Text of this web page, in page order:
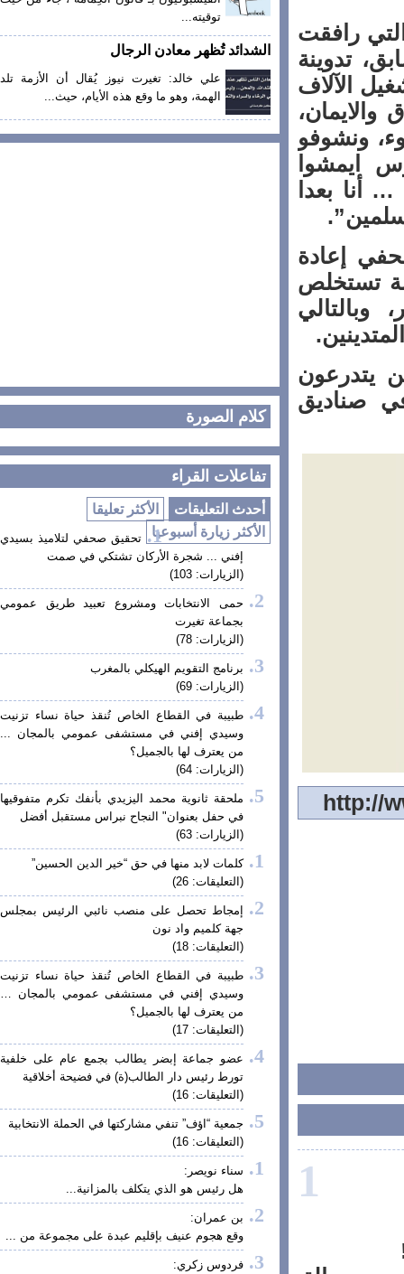
رافقت
تدوينة
الآلاف
ونشوفو
بعدا
إعادة
تستخلص
صناديق
1
توقيته...
الشدائد تُظهر معادن الرجال
علي خالد: تغيرت نيوز يُقال أن الأزمة تلد
الهمة، وهو ما وقع هذه الأيام، حيث...
كلام الصورة
تفاعلات القراء
أحدث التعليقات
الأكثر تعليقا
الأكثر زيارة أسبوعيا
تحقيق صحفي لتلاميذ بسيدي
إفني ... شجرة الأركان تشتكي في صمت
(الزيارات: 103)
حمى الانتخابات ومشروع تعبيد طريق عمومي
بجماعة تغيرت
(الزيارات: 78)
برنامج التقويم الهيكلي بالمغرب
(الزيارات: 69)
طبيبة في القطاع الخاص تُنقذ حياة نساء تزنيت
وسيدي إفني في مستشفى عمومي بالمجان ...
من يعترف لها بالجميل؟
(الزيارات: 64)
ملحقة ثانوية محمد اليزيدي بأنفك تكرم متفوقيها
في حفل بعنوان" النجاح نبراس مستقبل أفضل
(الزيارات: 63)
كلمات لابد منها في حق “خير الدين الحسين”
(التعليقات: 26)
إمجاط تحصل على منصب نائبي الرئيس بمجلس
جهة كلميم واد نون
(التعليقات: 18)
طبيبة في القطاع الخاص تُنقذ حياة نساء تزنيت
وسيدي إفني في مستشفى عمومي بالمجان …
من يعترف لها بالجميل؟
(التعليقات: 17)
عضو جماعة إبضر يطالب بجمع عام على خلفية
تورط رئيس دار الطالب(ة) في فضيحة أخلاقية
(التعليقات: 16)
جمعية “اؤف” تنفي مشاركتها في الحملة الانتخابية
(التعليقات: 16)
سناء نويصر:
هل رئيس هو الذي يتكلف بالمزانية...
بن عمران:
وقع هجوم عنيف بإقليم عبدة على مجموعة من ...
فردوس زكري: